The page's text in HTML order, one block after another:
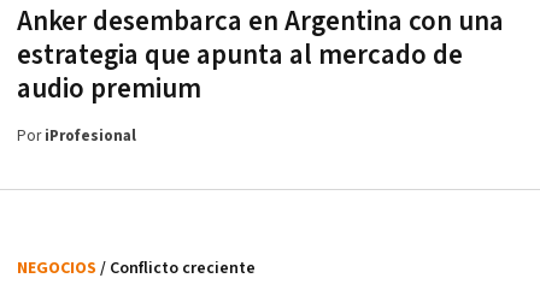
Anker desembarca en Argentina con una
estrategia que apunta al mercado de
audio premium
PoriProfesional
NEGOCIOS / Conflicto creciente